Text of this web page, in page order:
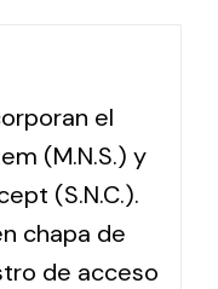
el
(M.N.S.) y
(S.N.C.).
chapa de
de acceso